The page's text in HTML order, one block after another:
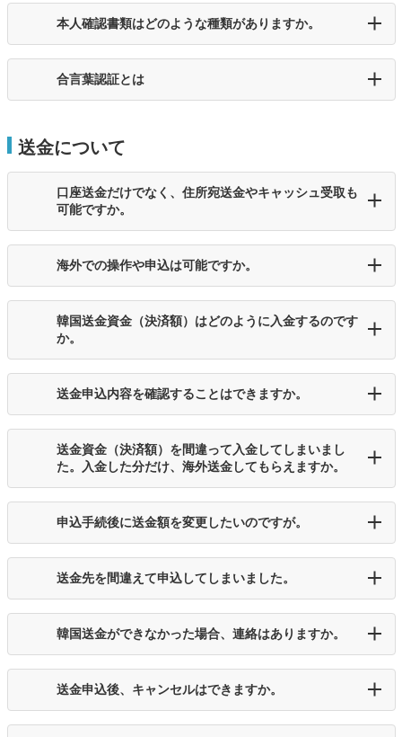
本人確認書類はどのような種類がありますか。
合言葉認証とは
送金について
口座送金だけでなく、住所宛送金やキャッシュ受取も
可能ですか。
海外での操作や申込は可能ですか。
韓国送金資金（決済額）はどのように入金するのです
か。
送金申込内容を確認することはできますか。
送金資金（決済額）を間違って入金してしまいまし
た。入金した分だけ、海外送金してもらえますか。
申込手続後に送金額を変更したいのですが。
送金先を間違えて申込してしまいました。
韓国送金ができなかった場合、連絡はありますか。
送金申込後、キャンセルはできますか。